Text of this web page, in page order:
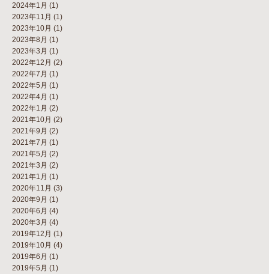
2024年1月 (1)
2023年11月 (1)
2023年10月 (1)
2023年8月 (1)
2023年3月 (1)
2022年12月 (2)
2022年7月 (1)
2022年5月 (1)
2022年4月 (1)
2022年1月 (2)
2021年10月 (2)
2021年9月 (2)
2021年7月 (1)
2021年5月 (2)
2021年3月 (2)
2021年1月 (1)
2020年11月 (3)
2020年9月 (1)
2020年6月 (4)
2020年3月 (4)
2019年12月 (1)
2019年10月 (4)
2019年6月 (1)
2019年5月 (1)